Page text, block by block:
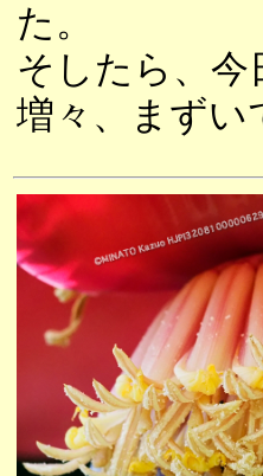
た。
そしたら、今
増々、まずい